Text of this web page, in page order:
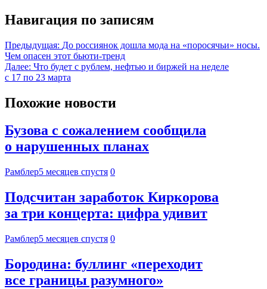
Навигация по записям
Предыдущая: До россиянок дошла мода на «поросячьи» носы.
Чем опасен этот бьюти-тренд
Далее: Что будет с рублем, нефтью и биржей на неделе
с 17 по 23 марта
Похожие новости
Бузова с сожалением сообщила
о нарушенных планах
Рамблер5 месяцев спустя 0
Подсчитан заработок Киркорова
за три концерта: цифра удивит
Рамблер5 месяцев спустя 0
Бородина: буллинг «переходит
все границы разумного»